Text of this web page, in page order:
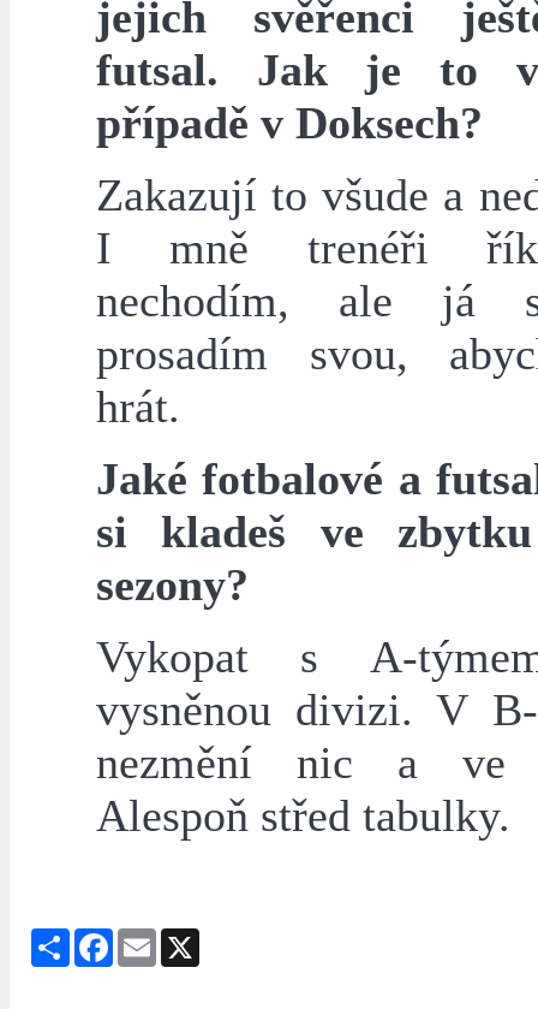
jejich svěřenci
futsal. Jak je to
případě v Doksech?
Zakazují to všude a
I mně trenéři
nechodím, ale já
prosadím svou,
hrát.
Jaké fotbalové a
si kladeš ve
sezony?
Vykopat s A-
vysněnou divizi. V
nezmění nic a ve
Alespoň střed tabulky.
Share Facebook
Email